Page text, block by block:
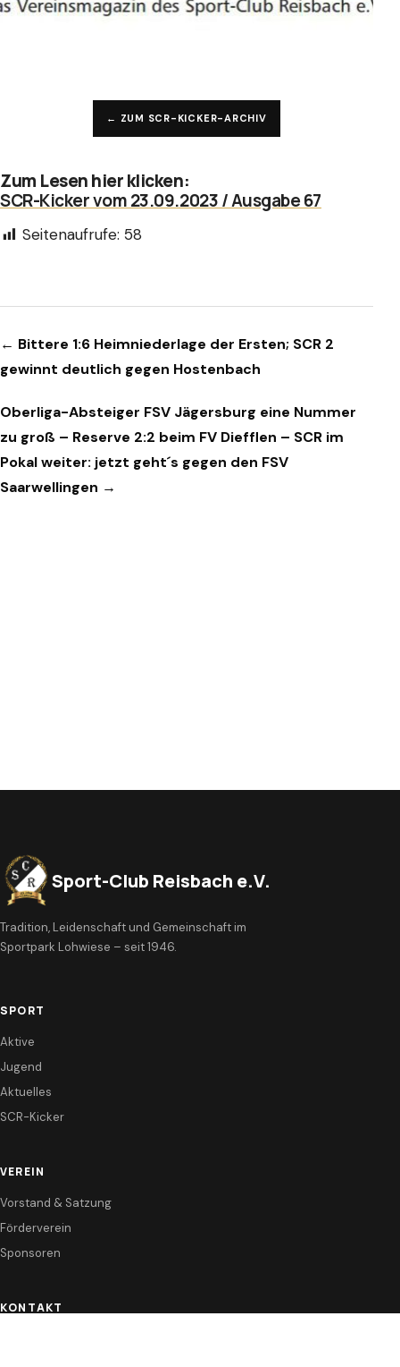
← ZUM SCR-KICKER-ARCHIV
Zum Lesen hier klicken:
SCR-Kicker vom 23.09.2023 / Ausgabe 67
Seitenaufrufe: 58
Beitragsnavigation
← Bittere 1:6 Heimniederlage der Ersten; SCR 2
gewinnt deutlich gegen Hostenbach
Oberliga-Absteiger FSV Jägersburg eine Nummer
zu groß – Reserve 2:2 beim FV Diefflen – SCR im
Pokal weiter: jetzt geht´s gegen den FSV
Saarwellingen →
Sport-Club Reisbach e.V.
Tradition, Leidenschaft und Gemeinschaft im
Sportpark Lohwiese – seit 1946.
SPORT
Aktive
Jugend
Aktuelles
SCR-Kicker
VEREIN
Vorstand & Satzung
Förderverein
Sponsoren
KONTAKT